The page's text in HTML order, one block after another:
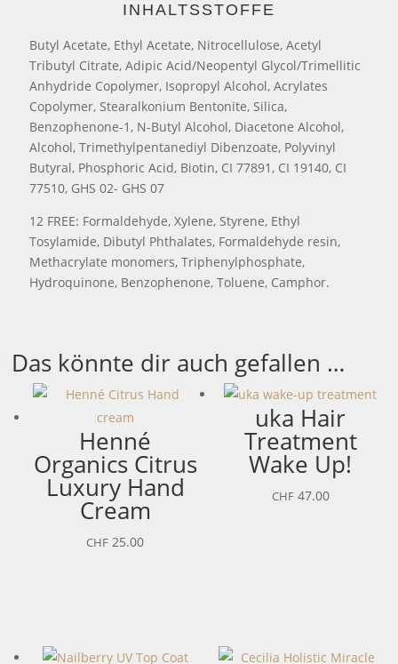
INHALTSSTOFFE
Butyl Acetate, Ethyl Acetate, Nitrocellulose, Acetyl
Tributyl Citrate, Adipic Acid/Neopentyl Glycol/Trimellitic
Anhydride Copolymer, Isopropyl Alcohol, Acrylates
Copolymer, Stearalkonium Bentonite, Silica,
Benzophenone-1, N-Butyl Alcohol, Diacetone Alcohol,
Alcohol, Trimethylpentanediyl Dibenzoate, Polyvinyl
Butyral, Phosphoric Acid, Biotin, CI 77891, CI 19140, CI
77510, GHS 02- GHS 07
12 FREE: Formaldehyde, Xylene, Styrene, Ethyl
Tosylamide, Dibutyl Phthalates, Formaldehyde resin,
Methacrylate monomers, Triphenylphosphate,
Hydroquinone, Benzophenone, Toluene, Camphor.
Das könnte dir auch gefallen …
Henné
Organics Citrus
Luxury Hand
Cream
CHF 25.00
uka Hair
Treatment
Wake Up!
CHF47.00